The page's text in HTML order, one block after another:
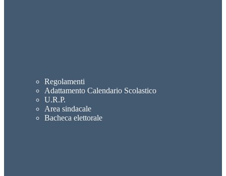
Regolamenti
Adattamento Calendario Scolastico
U.R.P.
Area sindacale
Bacheca elettorale